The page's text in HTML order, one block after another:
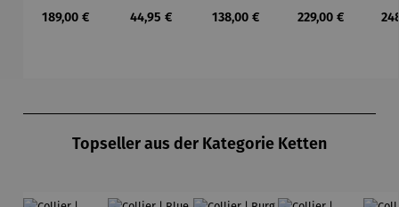
en
Regulärer Preis:
189,00 €
"Sternzeic
Regulärer Preis:
44,95 €
en –
Regulärer Preis:
138,00 €
Sternbild
Regulärer Preis:
229,00 €
|
Topseller aus der Kategorie Ketten